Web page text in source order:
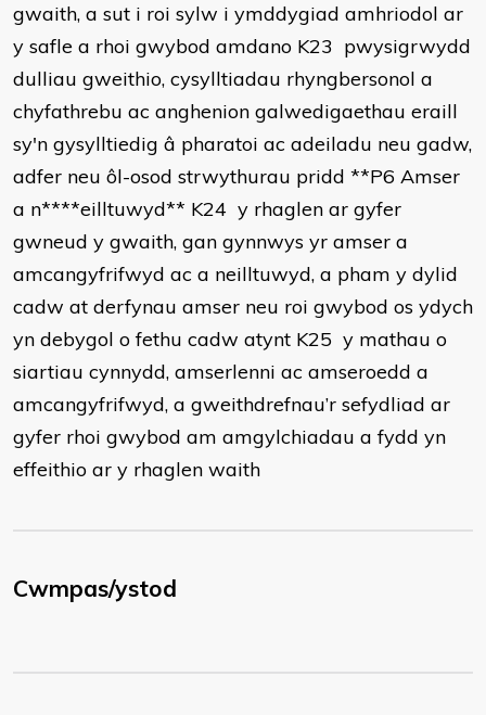
gwaith, a sut i roi sylw i ymddygiad amhriodol ar
y safle a rhoi gwybod amdano K23 pwysigrwydd
dulliau gweithio, cysylltiadau rhyngbersonol a
chyfathrebu ac anghenion galwedigaethau eraill
sy'n gysylltiedig â pharatoi ac adeiladu neu gadw,
adfer neu ôl-osod strwythurau pridd **P6 Amser
a n****eilltuwyd** K24 y rhaglen ar gyfer
gwneud y gwaith, gan gynnwys yr amser a
amcangyfrifwyd ac a neilltuwyd, a pham y dylid
cadw at derfynau amser neu roi gwybod os ydych
yn debygol o fethu cadw atynt K25 y mathau o
siartiau cynnydd, amserlenni ac amseroedd a
amcangyfrifwyd, a gweithdrefnau’r sefydliad ar
gyfer rhoi gwybod am amgylchiadau a fydd yn
effeithio ar y rhaglen waith
Cwmpas/ystod